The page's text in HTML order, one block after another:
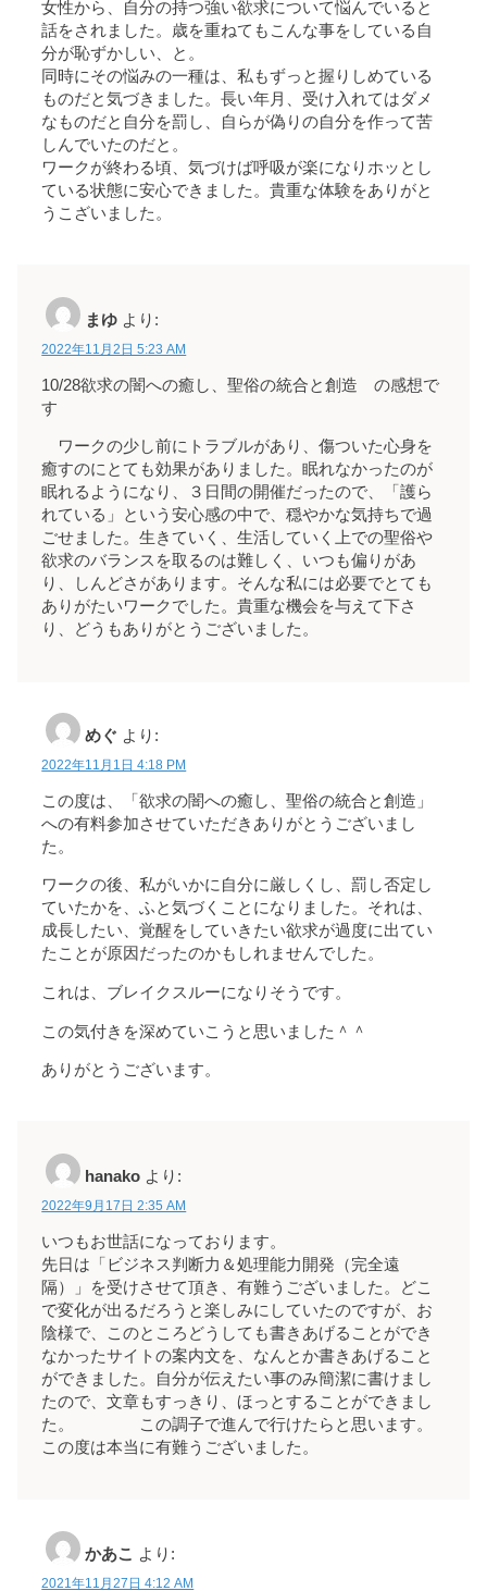
女性から、自分の持つ強い欲求について悩んでいると
話をされました。歳を重ねてもこんな事をしている自
分が恥ずかしい、と。
同時にその悩みの一種は、私もずっと握りしめている
ものだと気づきました。長い年月、受け入れてはダメ
なものだと自分を罰し、自らが偽りの自分を作って苦
しんでいたのだと。
ワークが終わる頃、気づけば呼吸が楽になりホッとし
ている状態に安心できました。貴重な体験をありがと
うこざいました。
まゆ より:
2022年11月2日 5:23 AM
10/28欲求の闇への癒し、聖俗の統合と創造 の感想で
す
ワークの少し前にトラブルがあり、傷ついた心身を
癒すのにとても効果がありました。眠れなかったのが
眠れるようになり、３日間の開催だったので、「護ら
れている」という安心感の中で、穏やかな気持ちで過
ごせました。生きていく、生活していく上での聖俗や
欲求のバランスを取るのは難しく、いつも偏りがあ
り、しんどさがあります。そんな私には必要でとても
ありがたいワークでした。貴重な機会を与えて下さ
り、どうもありがとうございました。
めぐ より:
2022年11月1日 4:18 PM
この度は、「欲求の闇への癒し、聖俗の統合と創造」
への有料参加させていただきありがとうございまし
た。
ワークの後、私がいかに自分に厳しくし、罰し否定し
ていたかを、ふと気づくことになりました。それは、
成長したい、覚醒をしていきたい欲求が過度に出てい
たことが原因だったのかもしれませんでした。
これは、ブレイクスルーになりそうです。
この気付きを深めていこうと思いました＾＾
ありがとうございます。
hanako より:
2022年9月17日 2:35 AM
いつもお世話になっております。
先日は「ビジネス判断力＆処理能力開発（完全遠
隔）」を受けさせて頂き、有難うございました。どこ
で変化が出るだろうと楽しみにしていたのですが、お
陰様で、このところどうしても書きあげることができ
なかったサイトの案内文を、なんとか書きあげること
ができました。自分が伝えたい事のみ簡潔に書けまし
たので、文章もすっきり、ほっとすることができまし
た。 この調子で進んで行けたらと思います。
この度は本当に有難うございました。
かあこ より:
2021年11月27日 4:12 AM